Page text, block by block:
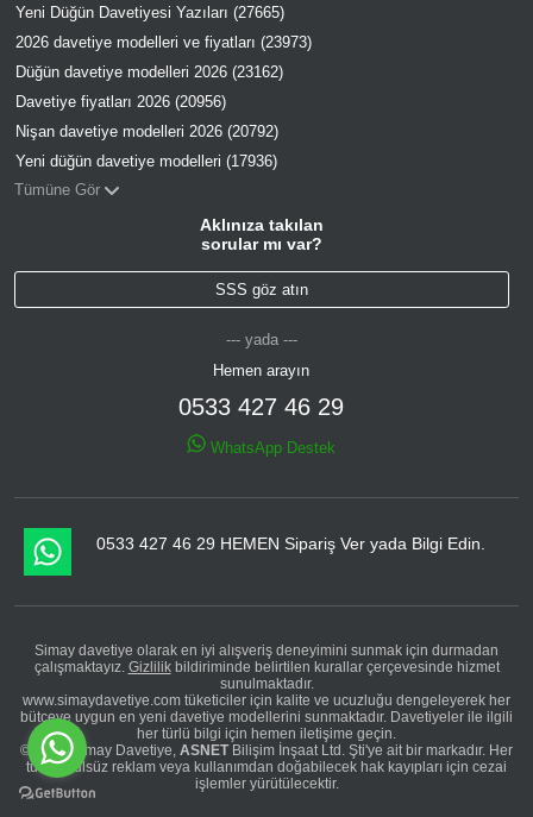
Yeni Düğün Davetiyesi Yazıları (27665)
2026 davetiye modelleri ve fiyatları (23973)
Düğün davetiye modelleri 2026 (23162)
Davetiye fiyatları 2026 (20956)
Nişan davetiye modelleri 2026 (20792)
Yeni düğün davetiye modelleri (17936)
Tümüne Gör
Aklınıza takılan
sorular mı var?
SSS göz atın
--- yada ---
Hemen arayın
0533 427 46 29
WhatsApp Destek
0533 427 46 29 HEMEN Sipariş Ver yada Bilgi Edin.
Simay davetiye olarak en iyi alışveriş deneyimini sunmak için durmadan
çalışmaktayız. Gizlilikbildiriminde belirtilen kurallar çerçevesinde hizmet
sunulmaktadır.
www.simaydavetiye.com tüketiciler için kalite ve ucuzluğu dengeleyerek her
bütçeye uygun en yeni davetiye modellerini sunmaktadır. Davetiyeler ile ilgili
her türlü bilgi için hemen iletişime geçin.
© 2026 Simay Davetiye, ASNETBilişim İnşaat Ltd. Şti'ye ait bir markadır. Her
türlü usulsüz reklam veya kullanımdan doğabilecek hak kayıpları için cezai
işlemler yürütülecektir.